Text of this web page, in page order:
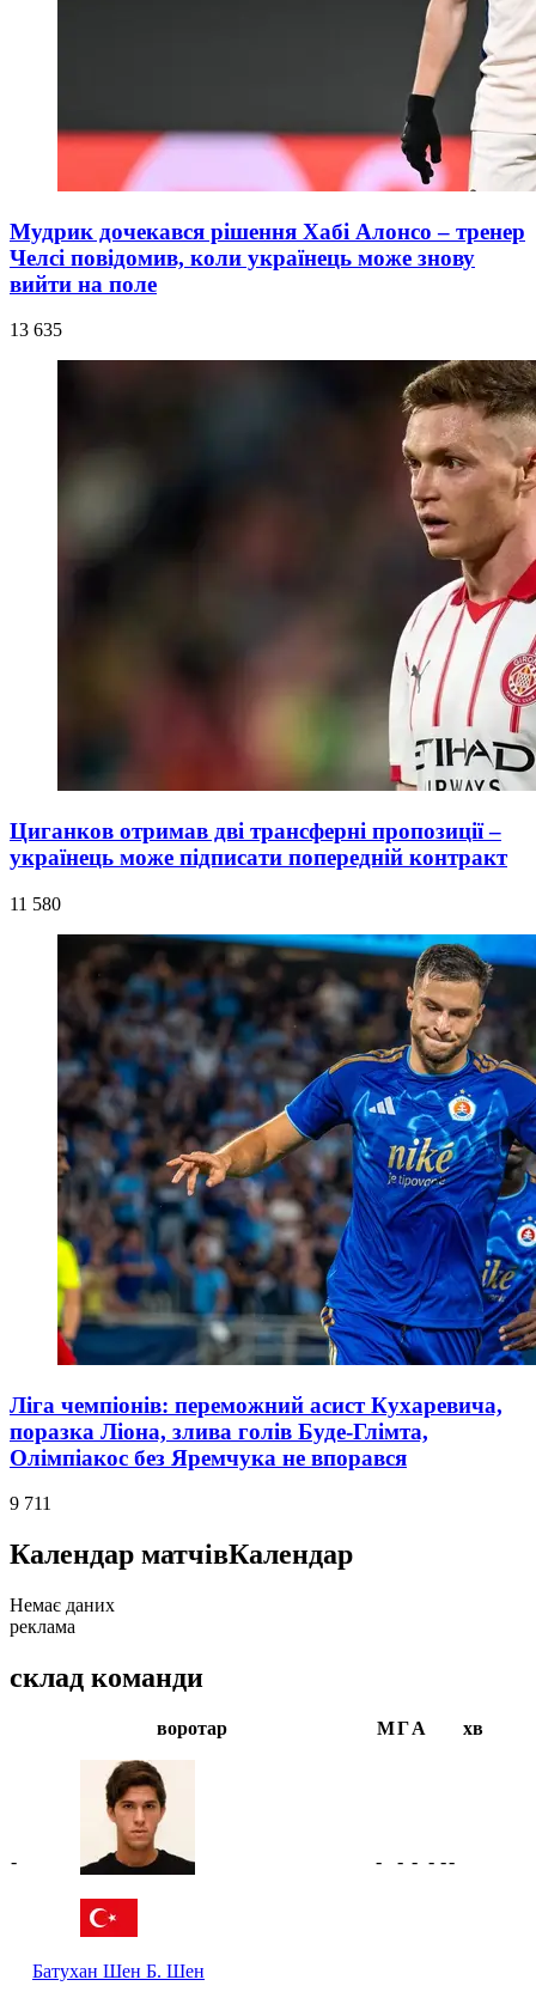
Мудрик дочекався рішення Хабі Алонсо – тренер
Челсі повідомив, коли українець може знову
вийти на поле
13 635
Циганков отримав дві трансферні пропозиції –
українець може підписати попередній контракт
11 580
Ліга чемпіонів: переможний асист Кухаревича,
поразка Ліона, злива голів Буде-Глімта,
Олімпіакос без Яремчука не впорався
9 711
Календар матчівКалендар
Немає даних
реклама
склад команди
воротар МГА хв
-
Батухан Шен Б. Шен
- - - - --